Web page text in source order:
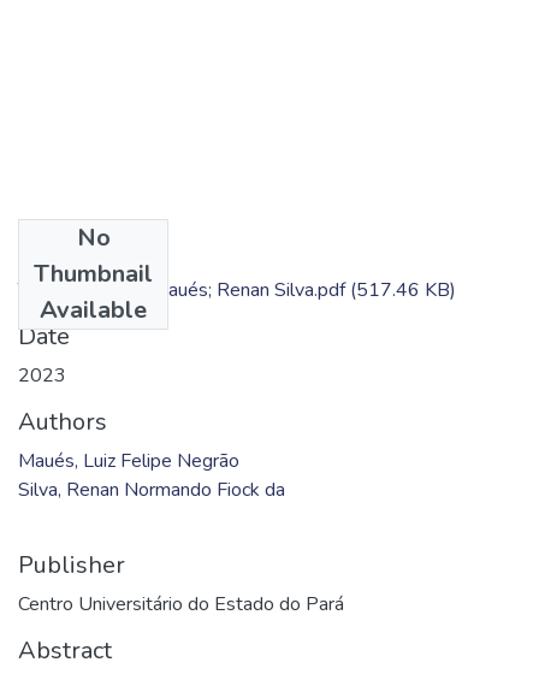
No
Thumbnail
Available
TC - Luiz Felipe Maués; Renan Silva.pdf(517.46 KB)
Date
2023
Authors
Maués, Luiz Felipe Negrão
Silva, Renan Normando Fiock da
Publisher
Centro Universitário do Estado do Pará
Abstract